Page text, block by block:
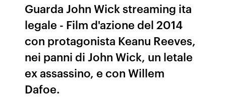
Guarda John Wick streaming ita
legale - Film d'azione del 2014
con protagonista Keanu Reeves,
nei panni di John Wick, un letale
ex assassino, e con Willem
Dafoe.